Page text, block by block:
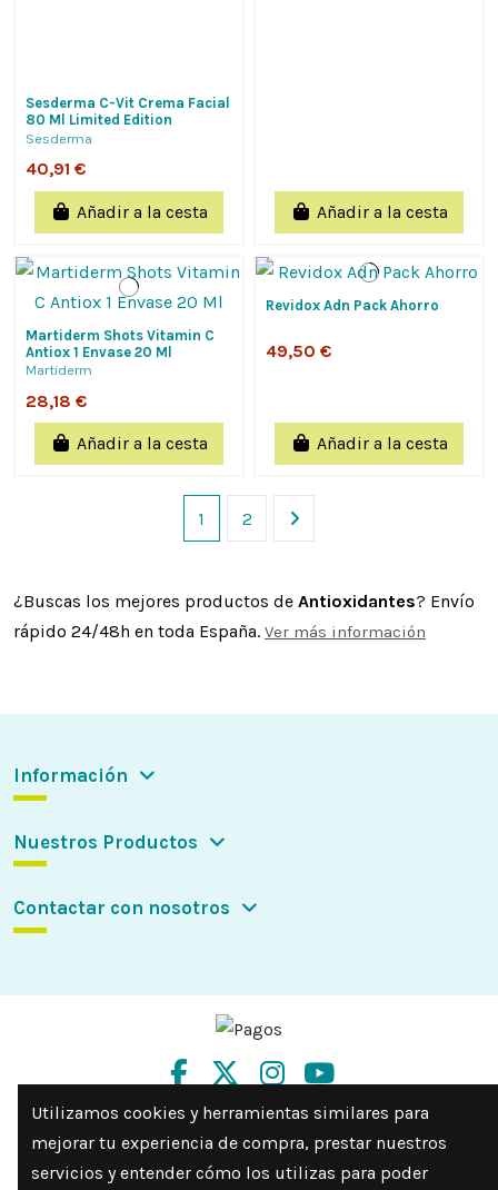
Sesderma C-Vit Crema Facial
80 Ml Limited Edition
Sesderma
40,91 €
Añadir a la cesta Añadir a la cesta
Martiderm Shots Vitamin C
Antiox 1 Envase 20 Ml
Martiderm
28,18 €
Añadir a la cesta
Revidox Adn Pack Ahorro
49,50 €
Añadir a la cesta
1 2
¿Buscas los mejores productos de Antioxidantes? Envío
rápido 24/48h en toda España. Ver más información
Información
Nuestros Productos
Contactar con nosotros
Utilizamos cookies y herramientas similares para
mejorar tu experiencia de compra, prestar nuestros
servicios y entender cómo los utilizas para poder